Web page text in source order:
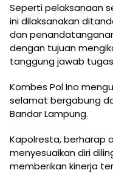
Seperti pelaksanaan
ini dilaksanakan
dan
dengan tujuan
tanggung jawab
Kombes Pol Ino
selamat bergabung
Bandar Lampung.
Kapolresta, berharap
menyesuaikan diri
memberikan kinerja